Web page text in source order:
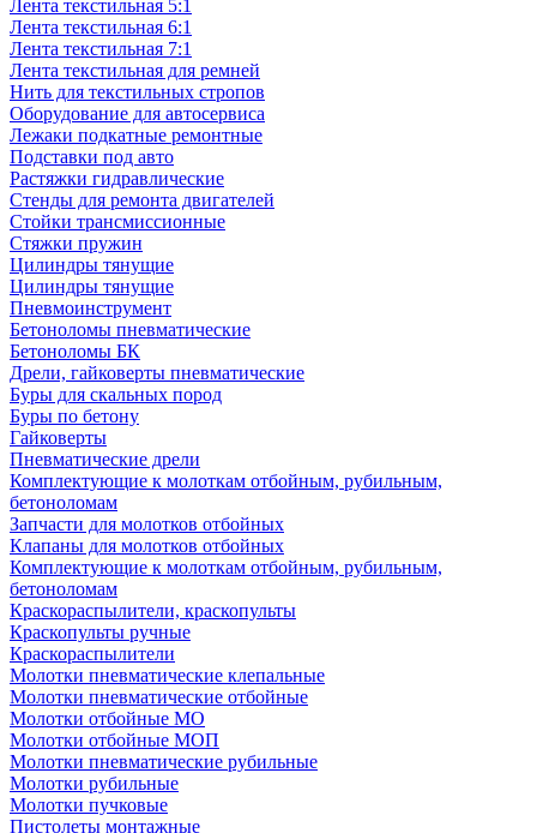
Лента текстильная 5:1
Лента текстильная 6:1
Лента текстильная 7:1
Лента текстильная для ремней
Нить для текстильных стропов
Оборудование для автосервиса
Лежаки подкатные ремонтные
Подставки под авто
Растяжки гидравлические
Стенды для ремонта двигателей
Стойки трансмиссионные
Стяжки пружин
Цилиндры тянущие
Цилиндры тянущие
Пневмоинструмент
Бетоноломы пневматические
Бетоноломы БК
Дрели, гайковерты пневматические
Буры для скальных пород
Буры по бетону
Гайковерты
Пневматические дрели
Комплектующие к молоткам отбойным, рубильным,
бетоноломам
Запчасти для молотков отбойных
Клапаны для молотков отбойных
Комплектующие к молоткам отбойным, рубильным,
бетоноломам
Краскораспылители, краскопульты
Краскопульты ручные
Краскораспылители
Молотки пневматические клепальные
Молотки пневматические отбойные
Молотки отбойные МО
Молотки отбойные МОП
Молотки пневматические рубильные
Молотки рубильные
Молотки пучковые
Пистолеты монтажные